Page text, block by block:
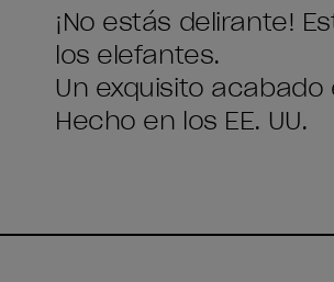
¡No estás delirante!
los elefantes.
Un exquisito
Hecho en los EE. UU.